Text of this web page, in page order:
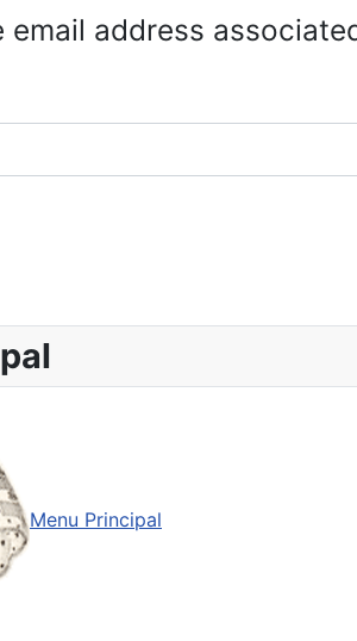
email address
Menu Principal